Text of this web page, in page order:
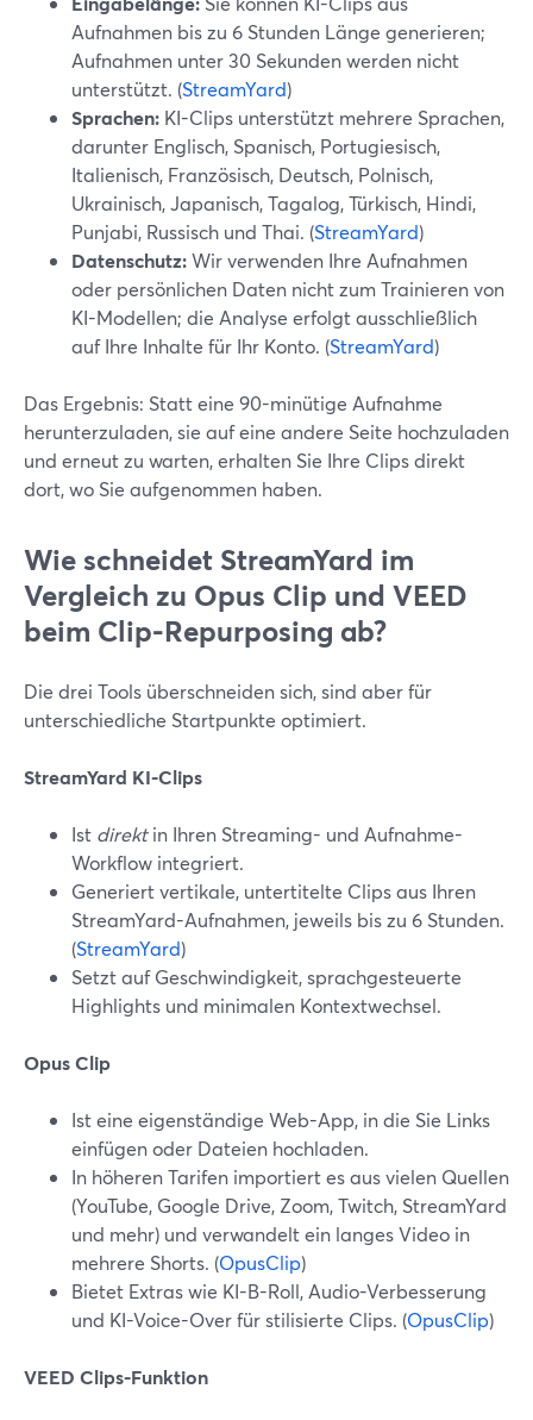
Aufnahmen bis zu 6 Stunden Länge generieren;
Aufnahmen unter 30 Sekunden werden nicht
unterstützt. (StreamYard)
Sprachen: KI-Clips unterstützt mehrere Sprachen,
darunter Englisch, Spanisch, Portugiesisch,
Italienisch, Französisch, Deutsch, Polnisch,
Ukrainisch, Japanisch, Tagalog, Türkisch, Hindi,
Punjabi, Russisch und Thai. (StreamYard)
Datenschutz:Wir verwenden Ihre Aufnahmen
oder persönlichen Daten nicht zum Trainieren von
KI-Modellen; die Analyse erfolgt ausschließlich
auf Ihre Inhalte für Ihr Konto. (StreamYard)
Das Ergebnis: Statt eine 90-minütige Aufnahme
herunterzuladen, sie auf eine andere Seite hochzuladen
und erneut zu warten, erhalten Sie Ihre Clips direkt
dort, wo Sie aufgenommen haben.
Wie schneidet StreamYard im
Vergleich zu Opus Clip und VEED
beim Clip-Repurposing ab?
Die drei Tools überschneiden sich, sind aber für
unterschiedliche Startpunkte optimiert.
StreamYard KI-Clips
Ist direktin Ihren Streaming- und Aufnahme-
Workflow integriert.
Generiert vertikale, untertitelte Clips aus Ihren
StreamYard-Aufnahmen, jeweils bis zu 6 Stunden.
(StreamYard)
Setzt auf Geschwindigkeit, sprachgesteuerte
Highlights und minimalen Kontextwechsel.
Opus Clip
Ist eine eigenständige Web-App, in die Sie Links
einfügen oder Dateien hochladen.
In höheren Tarifen importiert es aus vielen Quellen
(YouTube, Google Drive, Zoom, Twitch, StreamYard
und mehr) und verwandelt ein langes Video in
mehrere Shorts. (OpusClip)
Bietet Extras wie KI-B-Roll, Audio-Verbesserung
und KI-Voice-Over für stilisierte Clips. (OpusClip)
VEED Clips-Funktion